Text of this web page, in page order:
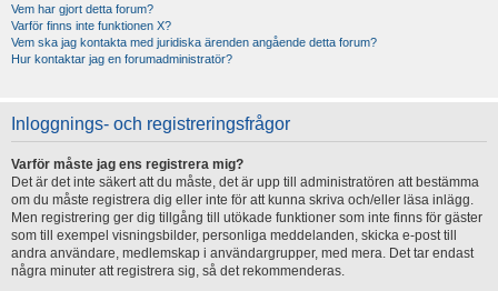
Vem har gjort detta forum?
Varför finns inte funktionen X?
Vem ska jag kontakta med juridiska ärenden angående detta forum?
Hur kontaktar jag en forumadministratör?
Inloggnings- och registreringsfrågor
Varför måste jag ens registrera mig?
Det är det inte säkert att du måste, det är upp till administratören att bestämma
om du måste registrera dig eller inte för att kunna skriva och/eller läsa inlägg.
Men registrering ger dig tillgång till utökade funktioner som inte finns för gäster
som till exempel visningsbilder, personliga meddelanden, skicka e-post till
andra användare, medlemskap i användargrupper, med mera. Det tar endast
några minuter att registrera sig, så det rekommenderas.